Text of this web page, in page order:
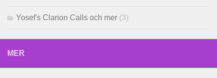
Yosef's Clarion Calls och mer (3)
MER